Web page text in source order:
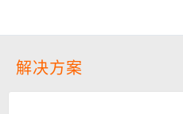
解决方案